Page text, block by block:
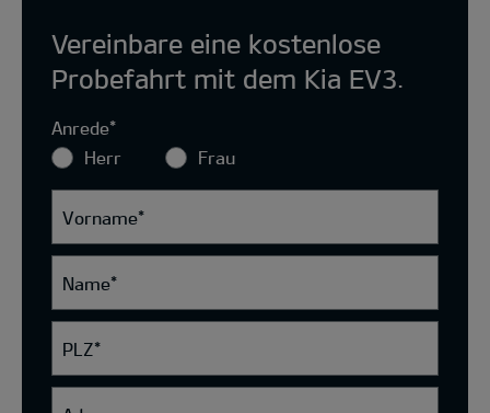
Vereinbare eine kostenlose
Probefahrt mit dem Kia EV3.
Anrede*
Herr
Frau
Vorname*
Name*
PLZ*